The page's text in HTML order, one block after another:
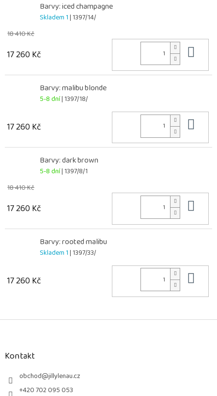
Barvy: iced champagne
Skladem 1| 1397/14/
18 410 Kč
17 260 Kč
Barvy: malibu blonde
5-8 dní| 1397/18/
17 260 Kč
Barvy: dark brown
5-8 dní| 1397/8/1
18 410 Kč
17 260 Kč
Barvy: rooted malibu
Skladem 1| 1397/33/
17 260 Kč
Z
Kontakt
obchod@jillylenau.cz
+420 702 095 053